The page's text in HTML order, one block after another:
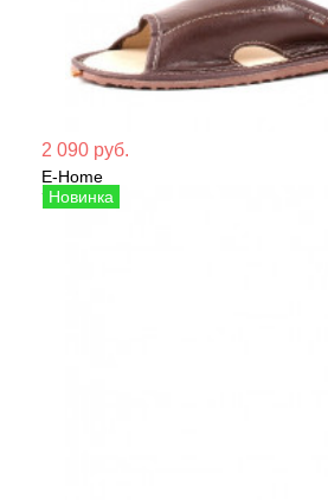
2 090 руб.
E-Home
Тапочки